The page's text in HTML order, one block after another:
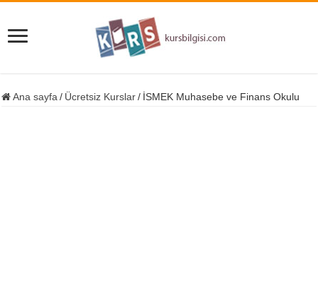
Ana sayfa / Ücretsiz Kurslar / İSMEK Muhasebe ve Finans Okulu